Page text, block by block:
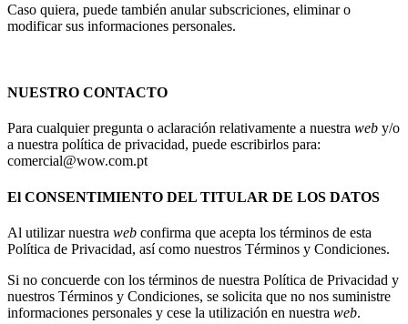
Caso quiera, puede también anular subscriciones, eliminar o
modificar sus informaciones personales.
NUESTRO CONTACTO
Para cualquier pregunta o aclaración relativamente a nuestra web y/o
a nuestra política de privacidad, puede escribirlos para:
comercial@wow.com.pt
El CONSENTIMIENTO DEL TITULAR DE LOS DATOS
Al utilizar nuestra web confirma que acepta los términos de esta
Política de Privacidad, así como nuestros Términos y Condiciones.
Si no concuerde con los términos de nuestra Política de Privacidad y
nuestros Términos y Condiciones, se solicita que no nos suministre
informaciones personales y cese la utilización en nuestra web.